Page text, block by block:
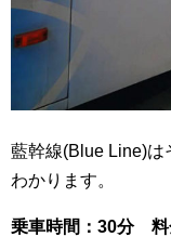
藍幹線(Blue Line)は
わかります。
乗車時間：30分 料